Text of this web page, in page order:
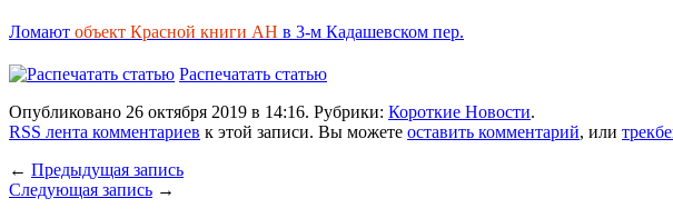
Ломают объект Красной книги АН в 3-м Кадашевском пер.
Распечатать статью
Опубликовано 26 октября 2019 в 14:16. Рубрики: Короткие Новости.
RSS лента комментариев к этой записи. Вы можете оставить комментарий, или
← Предыдущая запись
Следующая запись →